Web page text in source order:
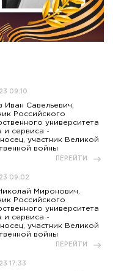
09:10
Иван Савельевич,
Российского
университета
и сервиса -
участник Великой
войны
ПЕРЕЙТИ
09:02
Миронович,
Российского
университета
и сервиса -
участник Великой
войны
ПЕРЕЙТИ
17:33